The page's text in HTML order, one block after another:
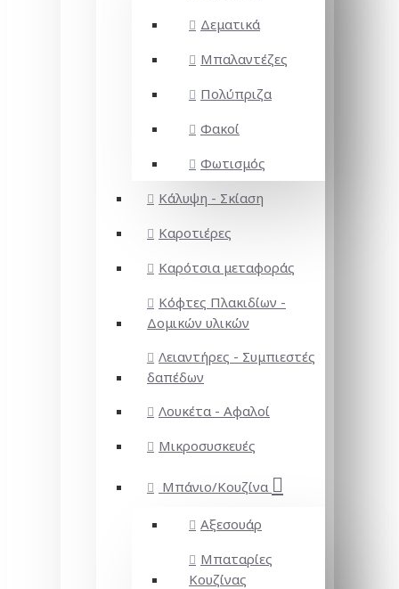
Δεματικά
Μπαλαντέζες
Πολύπριζα
Φακοί
Φωτισμός
Κάλυψη - Σκίαση
Καροτιέρες
Καρότσια μεταφοράς
Κόφτες Πλακιδίων -
Δομικών υλικών
Λειαντήρες - Συμπιεστές
δαπέδων
Λουκέτα - Αφαλοί
Μικροσυσκευές
Μπάνιο/Κουζίνα
Αξεσουάρ
Μπαταρίες
Κουζίνας